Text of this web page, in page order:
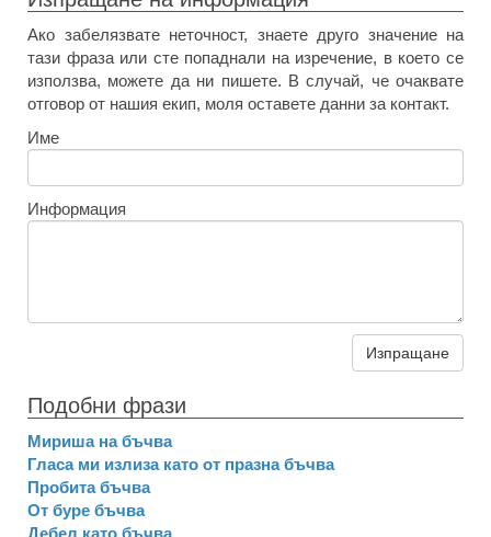
Ако забелязвате неточност, знаете друго значение на
тази фраза или сте попаднали на изречение, в което се
използва, можете да ни пишете. В случай, че очаквате
отговор от нашия екип, моля оставете данни за контакт.
Име
Информация
Изпращане
Подобни фрази
Мириша на бъчва
Гласа ми излиза като от празна бъчва
Пробита бъчва
От буре бъчва
Дебел като бъчва